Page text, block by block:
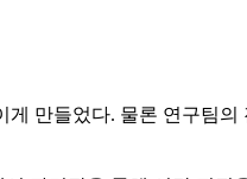
만들었다. 물론 연구팀